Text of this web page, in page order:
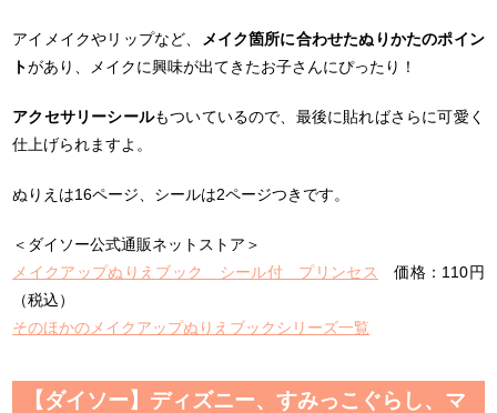
アイメイクやリップなど、
メイク箇所に合わせたぬりかたのポイン
トがあり、メイクに興味が出てきたお子さんにぴったり！
アクセサリーシールもついているので、最後に貼ればさらに可愛く
仕上げられますよ。
ぬりえは16ページ、シールは2ページつきです。
＜ダイソー公式通販ネットストア＞
メイクアップぬりえブック シール付 プリンセス
価格：110円
（税込）
そのほかのメイクアップぬりえブックシリーズ一覧
【ダイソー】ディズニー、すみっこぐらし、マ